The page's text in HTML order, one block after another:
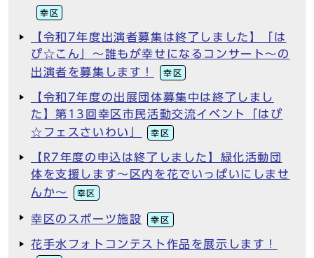
幸区
【令和7年度出演者募集は終了しました】「は
ぴ☆こん」～誰もが幸せになるコンサート～の
出演者を募集します！
幸区
【令和7年度の出展団体募集中は終了しまし
た】第13回幸区市民活動交流イベント「はぴ
☆フェスさいわい」
幸区
【R7年度の申込は終了しました】緑化活動団
体を支援します～区内を花でいっぱいにしませ
んか～
幸区
幸区のスポーツ施設 幸区
花手水フォトコンテスト作品を展示します！